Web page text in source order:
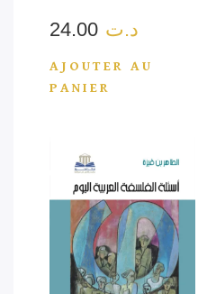
د.ت
AJOUTER AU
PANIER